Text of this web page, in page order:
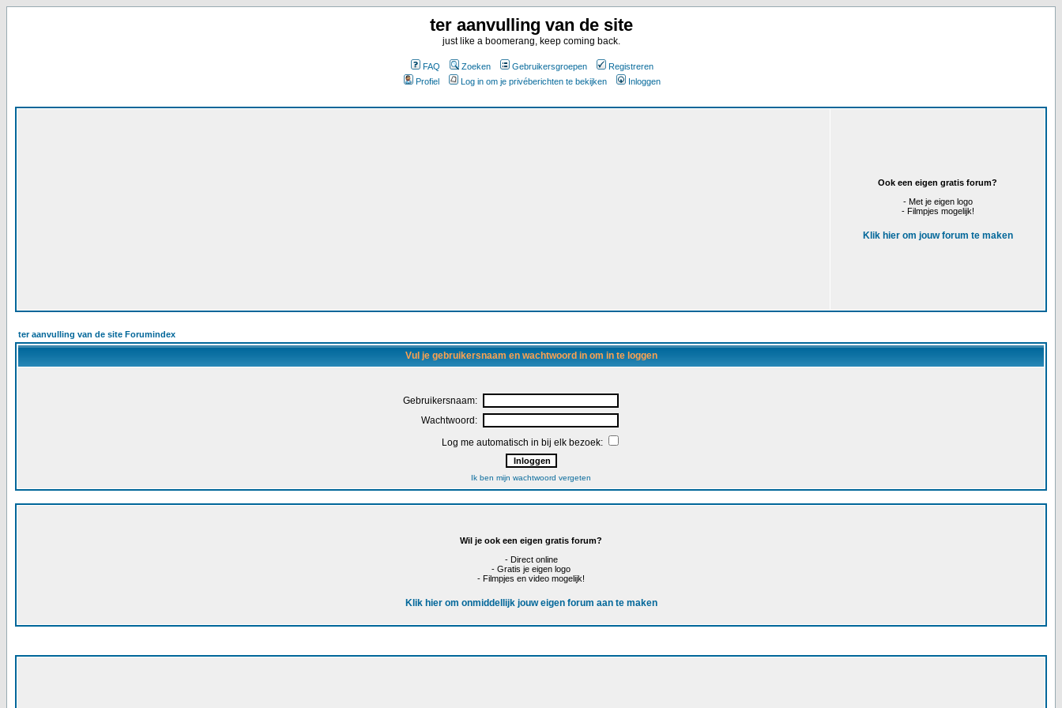
ter aanvulling van de site
just like a boomerang, keep coming back.
FAQ Zoeken Gebruikersgroepen
Registreren
Profiel
Log in om je privéberichten te bekijken Inloggen
Ook een eigen gratis forum?
- Met je eigen logo
- Filmpjes mogelijk!
Klik hier om jouw forum te maken
ter aanvulling van de site Forumindex
Vul je gebruikersnaam en wachtwoord in om in te loggen
Gebruikersnaam:
Wachtwoord:
Log me automatisch in bij elk bezoek:
Ik ben mijn wachtwoord vergeten
Wil je ook een eigen gratis forum?
- Direct online
- Gratis je eigen logo
- Filmpjes en video mogelijk!
Klik hier om onmiddellijk jouw eigen forum aan te maken